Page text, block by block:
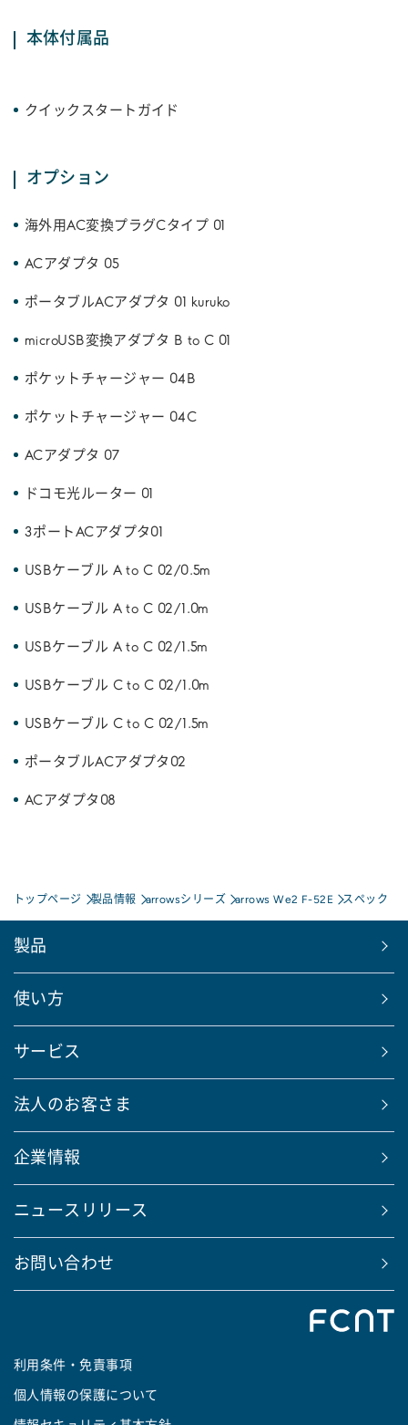
本体付属品
クイックスタートガイド
オプション
海外用AC変換プラグCタイプ 01
ACアダプタ 05
ポータブルACアダプタ 01 kuruko
microUSB変換アダプタ B to C 01
ポケットチャージャー 04B
ポケットチャージャー 04C
ACアダプタ 07
ドコモ光ルーター 01
3ポートACアダプタ01
USBケーブル A to C 02/0.5m
USBケーブル A to C 02/1.0m
USBケーブル A to C 02/1.5m
USBケーブル C to C 02/1.0m
USBケーブル C to C 02/1.5m
ポータブルACアダプタ02
ACアダプタ08
トップページ 製品情報 arrowsシリーズ arrows We2 F-52E スペック
製品
使い方
サービス
法人のお客さま
企業情報
ニュースリリース
お問い合わせ
利用条件・免責事項
個人情報の保護について